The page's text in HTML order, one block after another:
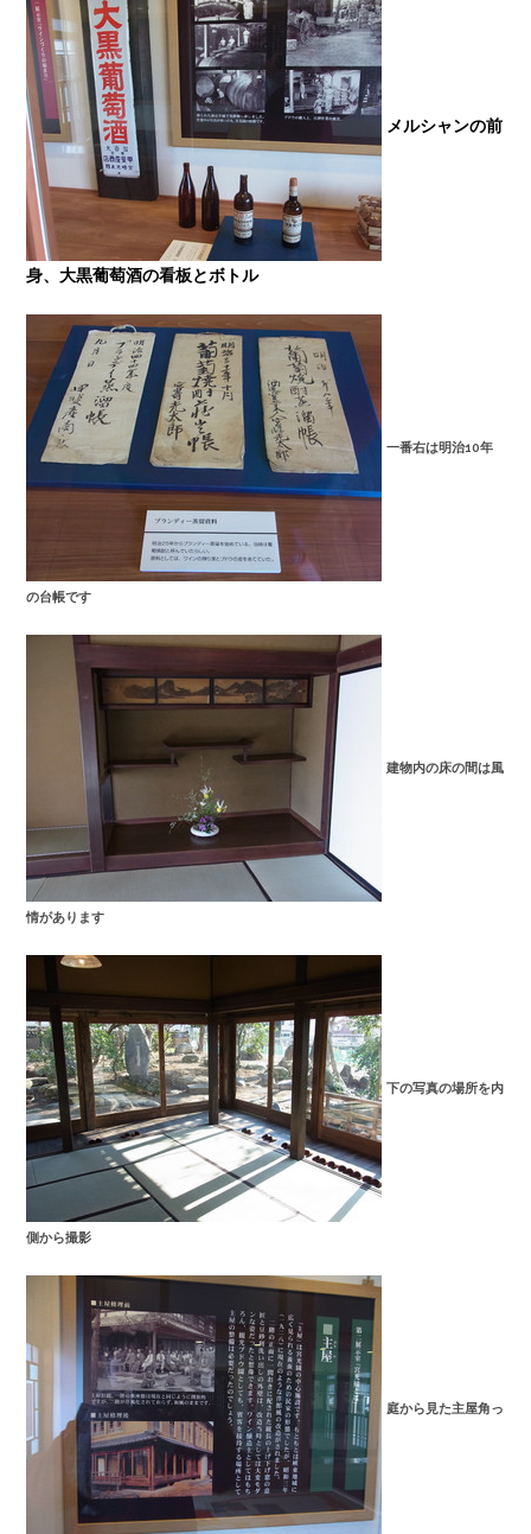
メルシャンの前
身、大黒葡萄酒の看板とボトル
一番右は明治10年
の台帳です
建物内の床の間は風
情があります
下の写真の場所を内
側から撮影
庭から見た主屋角っ